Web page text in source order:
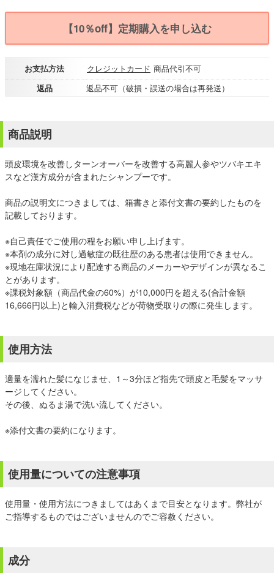
【10％off】定期購入を申し込む
お支払方法 クレジットカード 商品代引不可
返品
返品不可（破損・誤送の場合は再発送）
商品説明
頭皮環境を改善しターンオーバーを改善する高麗人参やツバキエキ
スなど漢方成分が含まれたシャンプーです。
商品の説明文につきましては、箱書きと添付文書の要約したものを
記載しております。
※自己責任でご使用の程をお願い申し上げます。
※本剤の成分に対し過敏症の既往歴のある患者は使用できません。
※現地在庫状況により配達する商品のメーカーやデザインが異なるこ
とがあります。
※課税対象額（商品代金の60%）が10,000円を超える(合計金額
16,666円以上)と輸入消費税などが荷物受取りの際に発生します。
使用方法
適量を濡れた髪になじませ、1～3分ほど指先で頭皮と毛髪をマッサ
ージしてください。
その後、ぬるま湯で洗い流してください。
※添付文書の要約になります。
使用量についての注意事項
使用量・使用方法につきましてはあくまで目安となります。弊社が
ご指導するものではございませんのでご容赦ください。
成分